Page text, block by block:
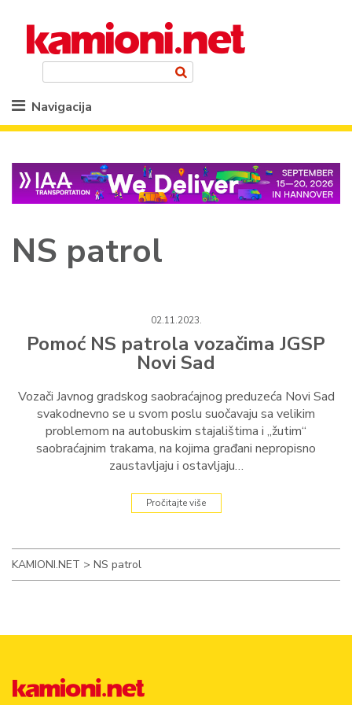
Navigacija
NS patrol
02.11.2023.
Pomoć NS patrola vozačima JGSP
Novi Sad
Vozači Javnog gradskog saobraćajnog preduzeća Novi Sad
svakodnevno se u svom poslu suočavaju sa velikim
problemom na autobuskim stajalištima i „žutim“
saobraćajnim trakama, na kojima građani nepropisno
zaustavljaju i ostavljaju…
Pročitajte više
KAMIONI.NET > NS patrol